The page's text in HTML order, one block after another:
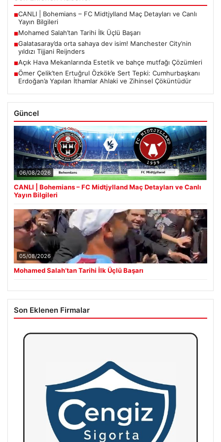
■CANLI | Bohemians – FC Midtjylland Maç Detayları ve Canlı
Yayın Bilgileri
■Mohamed Salah’tan Tarihi İlk Üçlü Başarı
■Galatasaray’da orta sahaya dev isim! Manchester City’nin
yıldızı Tijjani Reijnders
■Açık Hava Mekanlarında Estetik ve bahçe mutfağı Çözümleri
■Ömer Çelik’ten Ertuğrul Özkök’e Sert Tepki: Cumhurbaşkanı
Erdoğan’a Yapılan İthamlar Ahlaki ve Zihinsel Çöküntüdür
Güncel
06/08/2026
CANLI | Bohemians – FC Midtjylland Maç Detayları ve Canlı
Yayın Bilgileri
05/08/2026
Mohamed Salah’tan Tarihi İlk Üçlü Başarı
Son Eklenen Firmalar